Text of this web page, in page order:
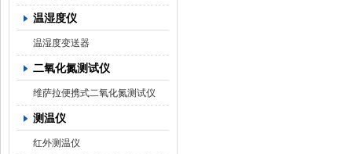
温湿度仪
温湿度变送器
二氧化氮测试仪
维萨拉便携式二氧化氮测试仪
测温仪
红外测温仪